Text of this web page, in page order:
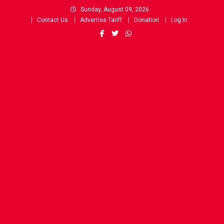
Sunday, August 09, 2026
Contact Us
Advertise Tariff Donation Log In